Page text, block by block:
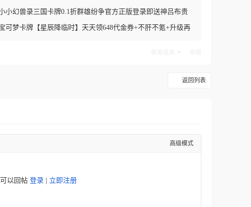
小幻兽录三国卡牌0.1折群雄纷争官方正版登录即送神吕布贵
可梦卡牌【星辰降临时】天天领648代金券+不肝不氪+升级再
返回列表
高级模式
以回帖 登录 立即注册